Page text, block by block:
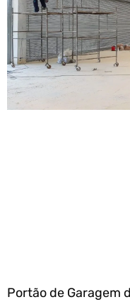
Portão de Garagem